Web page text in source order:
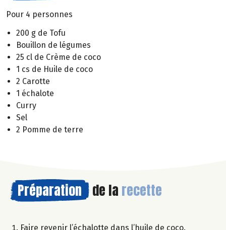
Pour 4 personnes
200 g de Tofu
Bouillon de légumes
25 cl de Crème de coco
1 cs de Huile de coco
2 Carotte
1 échalote
Curry
Sel
2 Pomme de terre
Préparation de la recette
Faire revenir l’échalotte dans l’huile de coco.